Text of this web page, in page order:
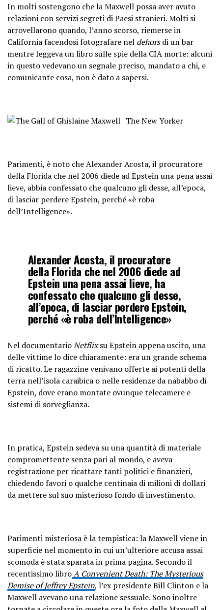
In molti sostengono che la Maxwell possa aver avuto
relazioni con servizi segreti di Paesi stranieri. Molti si
arrovellarono quando, l’anno scorso, riemerse in
California facendosi fotografare nel dehorsdi un bar
mentre leggeva un libro sulle spie della CIA morte: alcuni
in questo vedevano un segnale preciso, mandato a chi, e
comunicante cosa, non è dato a sapersi.
Parimenti, è noto che Alexander Acosta, il procuratore
della Florida che nel 2006 diede ad Epstein una pena assai
lieve, abbia confessato che qualcuno gli desse, all’epoca,
di lasciar perdere Epstein, perché «è roba
dell’Intelligence».
Alexander Acosta, il procuratore
della Florida che nel 2006 diede ad
Epstein una pena assai lieve, ha
confessato che qualcuno gli desse,
all’epoca, di lasciar perdere Epstein,
perché «è roba dell’Intelligence»
Nel documentarioNetflixsu Epstein appena uscito, una
delle vittime lo dice chiaramente: era un grande schema
di ricatto. Le ragazzine venivano offerte ai potenti della
terra nell’isola caraibica o nelle residenze da nababbo di
Epstein, dove erano montate ovunque telecamere e
sistemi di sorveglianza.
In pratica, Epstein sedeva su una quantità di materiale
compromettente senza pari al mondo, e aveva
registrazione per ricattare tanti politici e finanzieri,
chiedendo favori o qualche centinaia di milioni di dollari
da mettere sul suo misterioso fondo di investimento.
Parimenti misteriosa è la tempistica: la Maxwell viene in
superficie nel momento in cui un’ulteriore accusa assai
scomoda è stata sparata in prima pagina. Secondo il
recentissimo libroA Convenient Death: The Mysterious
Demise of Jeffrey Epstein, l’ex presidente Bill Clinton e la
Maxwell avevano una relazione sessuale. Sono inoltre